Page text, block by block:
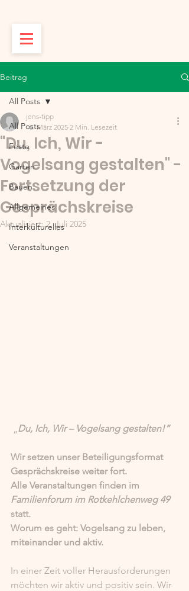
Beitrag
All Posts
Feste
Garten
Bauen
Allgemeines
Interkulturelles
Veranstaltungen
All Posts
"Du, Ich, Wir -
Vogelsang gestalten" -
Fortsetzung der
Gesprächskreise
jens-tipp
18. März 2025 2 Min. Lesezeit
Aktualisiert:2. Juli 2025
Du, Ich, Wir – Vogelsang gestalten!“
Wir setzen unser Beteiligungsformat
Gesprächskreise weiter fort.
Alle Veranstaltungen finden im
Familienforum im Rotkehlchenweg 49
statt.
Worum es geht: Vogelsang zu leben,
miteinander und aktiv.
In einer Zeit voller Herausforderungen
möchten wir aktiv und positiv sein. Wir